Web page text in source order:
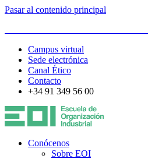
Pasar al contenido principal
Campus virtual
Sede electrónica
Canal Ético
Contacto
+34 91 349 56 00
Conócenos
Sobre EOI